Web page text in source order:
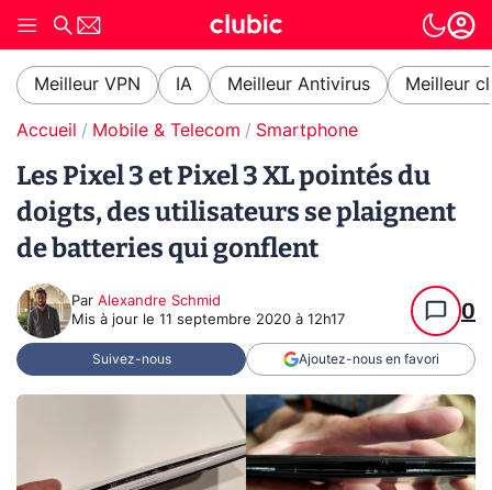
Meilleur VPN IA Meilleur Antivirus Meilleur
Accueil Mobile & Telecom Smartphone
Les Pixel 3 et Pixel 3 XL pointés du
doigts, des utilisateurs se plaignent
de batteries qui gonflent
Par Alexandre Schmid
Mis à jour le 11 septembre 2020 à 12h17 0
Suivez-nous Ajoutez-nous en favori